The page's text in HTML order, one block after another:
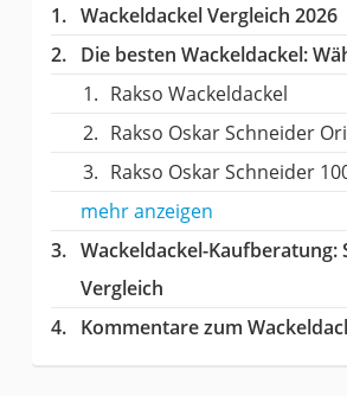
Wackeldackel Vergleich 2026
Die besten Wackeldackel:
Rakso Wackeldackel
Rakso Oskar Schneider
Rakso Oskar Schneider
mehr anzeigen
Wackeldackel-Kaufberatung:
Vergleich
Kommentare zum